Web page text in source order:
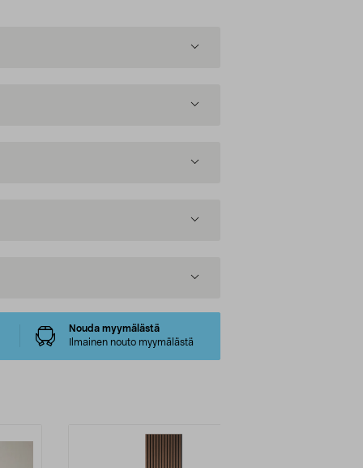
Nouda myymälästä
Ilmainen nouto myymälästä